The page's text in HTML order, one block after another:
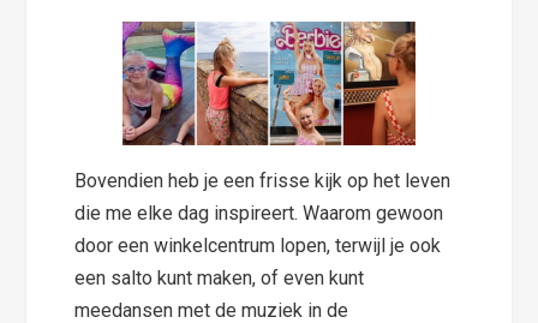
Bovendien heb je een frisse kijk op het leven
die me elke dag inspireert. Waarom gewoon
door een winkelcentrum lopen, terwijl je ook
een salto kunt maken, of even kunt
meedansen met de muziek in de